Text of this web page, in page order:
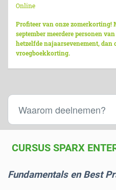
Online
Profiteer van onze zomerkorting!
september meerdere personen
hetzelfde najaarsevenement, dan
vroegboekkorting.
Waarom deelnemen?
CURSUS SPARX
Fundamentals en Best